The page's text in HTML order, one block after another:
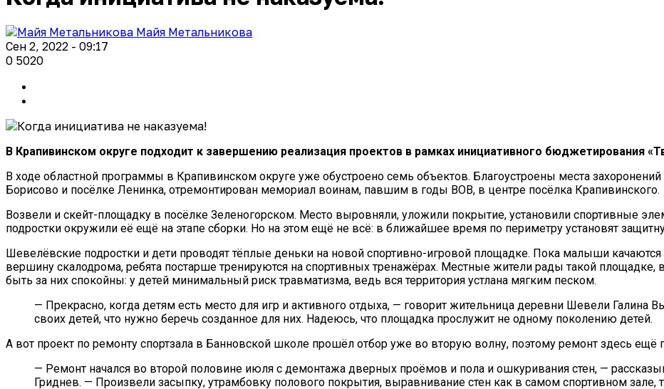
Майя Метальникова
Сен 2, 2022 - 09:17
0 5020
В Крапивинском округе подходит к завершению реализация проектов в рамках инициативного бюджетирования
В ходе областной программы в Крапивинском округе уже обустроено семь объектов. Благоустроены места
Борисово и посёлке Ленинка, отремонтирован мемориал воинам, павшим в годы ВОВ, в центре посёлка Крапивинского.
Возвели и скейт-площадку в посёлке Зеленогорском. Место выровняли, уложили покрытие, установили спортивные
подростки окружили её ещё на этапе сборки. Но на этом ещё не всё: в ближайшее время по периметру установят
Шевелёвские подростки и дети проводят тёплые деньки на новой спортивно-игровой площадке. Пока малыши качаются
вершину скалодрома, ребята постарше тренируются на спортивных тренажёрах. Местные жители рады такой площадке,
быть за них спокойны: у детей минимальный риск травматизма, ведь вся территория устлана мягким песком.
— Прекрасно, когда детям есть место для игр и активного отдыха, — говорит жительница деревни Шевели Галина
своих детей, что нужно беречь созданное для них. Надеюсь, что площадка прослужит не одному поколению детей.
А вот проект по ремонту спортзала в Банновской школе прошёл отбор уже во вторую волну, поэтому ремонт здесь ещё
— Ремонт начался во второй половине июля с демонтажа дверных проёмов и пола и ошкуривания стен, —
Гриднев. — Произвели засыпку, утрамбовку полового покрытия, выравнивание стен как в самом спортивном зале,